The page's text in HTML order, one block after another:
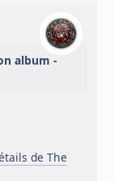
album -
de The